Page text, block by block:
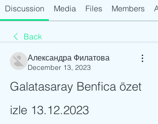
Discussion Media Files Members
Back
Александра Филатова
December 13, 2023
Galatasaray Benfica özet
izle 13.12.2023